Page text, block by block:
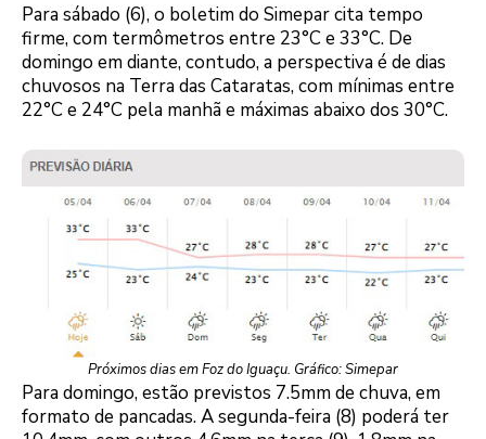
Para sábado (6), o boletim do Simepar cita tempo
firme, com termômetros entre 23°C e 33°C. De
domingo em diante, contudo, a perspectiva é de dias
chuvosos na Terra das Cataratas, com mínimas entre
22°C e 24°C pela manhã e máximas abaixo dos 30°C.
Próximos dias em Foz do Iguaçu. Gráfico: Simepar
Para domingo, estão previstos 7.5mm de chuva, em
formato de pancadas. A segunda-feira (8) poderá ter